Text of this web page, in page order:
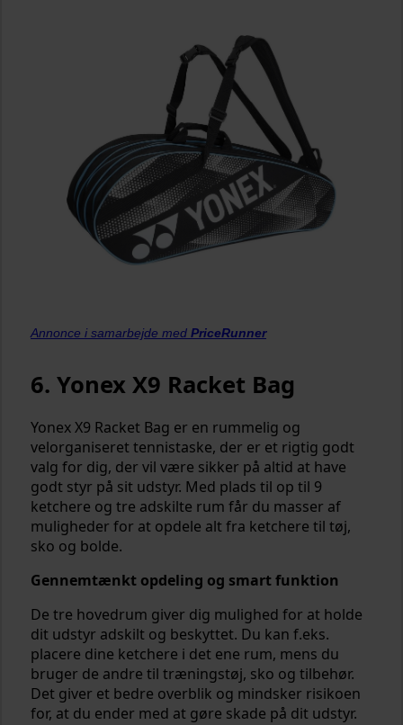
Annonce i samarbejde med PriceRunner
6. Yonex X9 Racket Bag
Yonex X9 Racket Bag er en rummelig og
velorganiseret tennistaske, der er et rigtig godt
valg for dig, der vil være sikker på altid at have
godt styr på sit udstyr. Med plads til op til 9
ketchere og tre adskilte rum får du masser af
muligheder for at opdele alt fra ketchere til tøj,
sko og bolde.
Gennemtænkt opdeling og smart funktion
De tre hovedrum giver dig mulighed for at holde
dit udstyr adskilt og beskyttet. Du kan f.eks.
placere dine ketchere i det ene rum, mens du
bruger de andre til træningstøj, sko og tilbehør.
Det giver et bedre overblik og mindsker risikoen
for, at du ender med at gøre skade på dit udstyr.